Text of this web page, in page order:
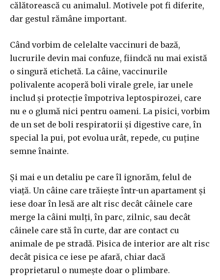
călătorească cu animalul. Motivele pot fi diferite,
dar gestul rămâne important.
Când vorbim de celelalte vaccinuri de bază,
lucrurile devin mai confuze, fiindcă nu mai există
o singură etichetă. La câine, vaccinurile
polivalente acoperă boli virale grele, iar unele
includ și protecție împotriva leptospirozei, care
nu e o glumă nici pentru oameni. La pisici, vorbim
de un set de boli respiratorii și digestive care, în
special la pui, pot evolua urât, repede, cu puține
semne înainte.
Și mai e un detaliu pe care îl ignorăm, felul de
viață. Un câine care trăiește într-un apartament și
iese doar în lesă are alt risc decât câinele care
merge la câini mulți, în parc, zilnic, sau decât
câinele care stă în curte, dar are contact cu
animale de pe stradă. Pisica de interior are alt risc
decât pisica ce iese pe afară, chiar dacă
proprietarul o numește doar o plimbare.